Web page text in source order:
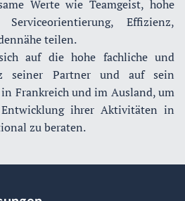
Werte wie Teamgeist, hohe
Serviceorientierung, Effizienz,
teilen.
auf die hohe fachliche und
seiner Partner und auf sein
Frankreich und im Ausland, um
ihrer Aktivitäten in
zu beraten.